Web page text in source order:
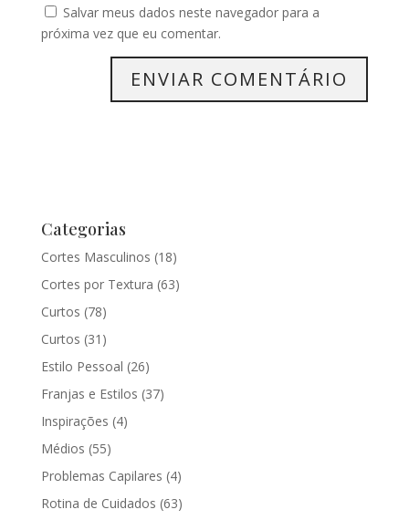
Salvar meus dados neste navegador para a
próxima vez que eu comentar.
Categorias
Cortes Masculinos (18)
Cortes por Textura (63)
Curtos (78)
Curtos (31)
Estilo Pessoal (26)
Franjas e Estilos (37)
Inspirações (4)
Médios (55)
Problemas Capilares (4)
Rotina de Cuidados (63)